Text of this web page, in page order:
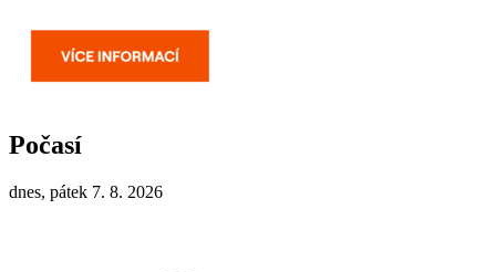
Počasí
dnes, pátek 7. 8. 2026